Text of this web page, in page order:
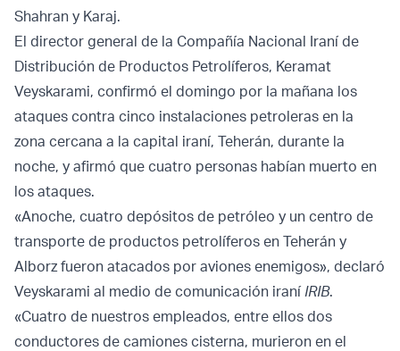
Shahran y Karaj.
El director general de la Compañía Nacional Iraní de
Distribución de Productos Petrolíferos, Keramat
Veyskarami, confirmó el domingo por la mañana los
ataques contra cinco instalaciones petroleras en la
zona cercana a la capital iraní, Teherán, durante la
noche, y afirmó que cuatro personas habían muerto en
los ataques.
«Anoche, cuatro depósitos de petróleo y un centro de
transporte de productos petrolíferos en Teherán y
Alborz fueron atacados por aviones enemigos», declaró
Veyskarami al medio de comunicación iraní IRIB.
«Cuatro de nuestros empleados, entre ellos dos
conductores de camiones cisterna, murieron en el